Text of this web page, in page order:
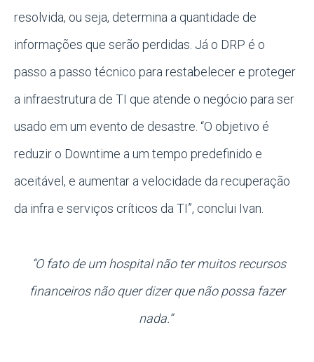
resolvida, ou seja, determina a quantidade de
informações que serão perdidas. Já o DRP é o
passo a passo técnico para restabelecer e proteger
a infraestrutura de TI que atende o negócio para ser
usado em um evento de desastre. “O objetivo é
reduzir o Downtime a um tempo predefinido e
aceitável, e aumentar a velocidade da recuperação
da infra e serviços críticos da TI”, conclui Ivan.
“O fato de um hospital não ter muitos recursos
financeiros não quer dizer que não possa fazer
nada.”